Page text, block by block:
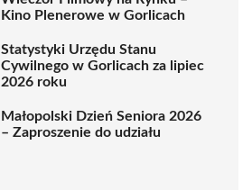
Kino Plenerowe w Gorlicach
Statystyki Urzędu Stanu
Cywilnego w Gorlicach za lipiec
2026 roku
Małopolski Dzień Seniora 2026
– Zaproszenie do udziału